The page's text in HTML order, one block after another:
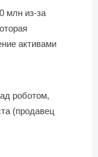
млн из-за
активами
роботом,
(продавец